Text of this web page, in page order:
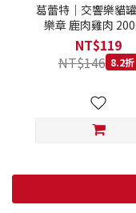
葛蕾特｜交響樂貓
樂章 鹿肉雞肉
GranataPet 200克
無穀罐 無膠罐 主食
罐
NT$119
NT$146 8.2折